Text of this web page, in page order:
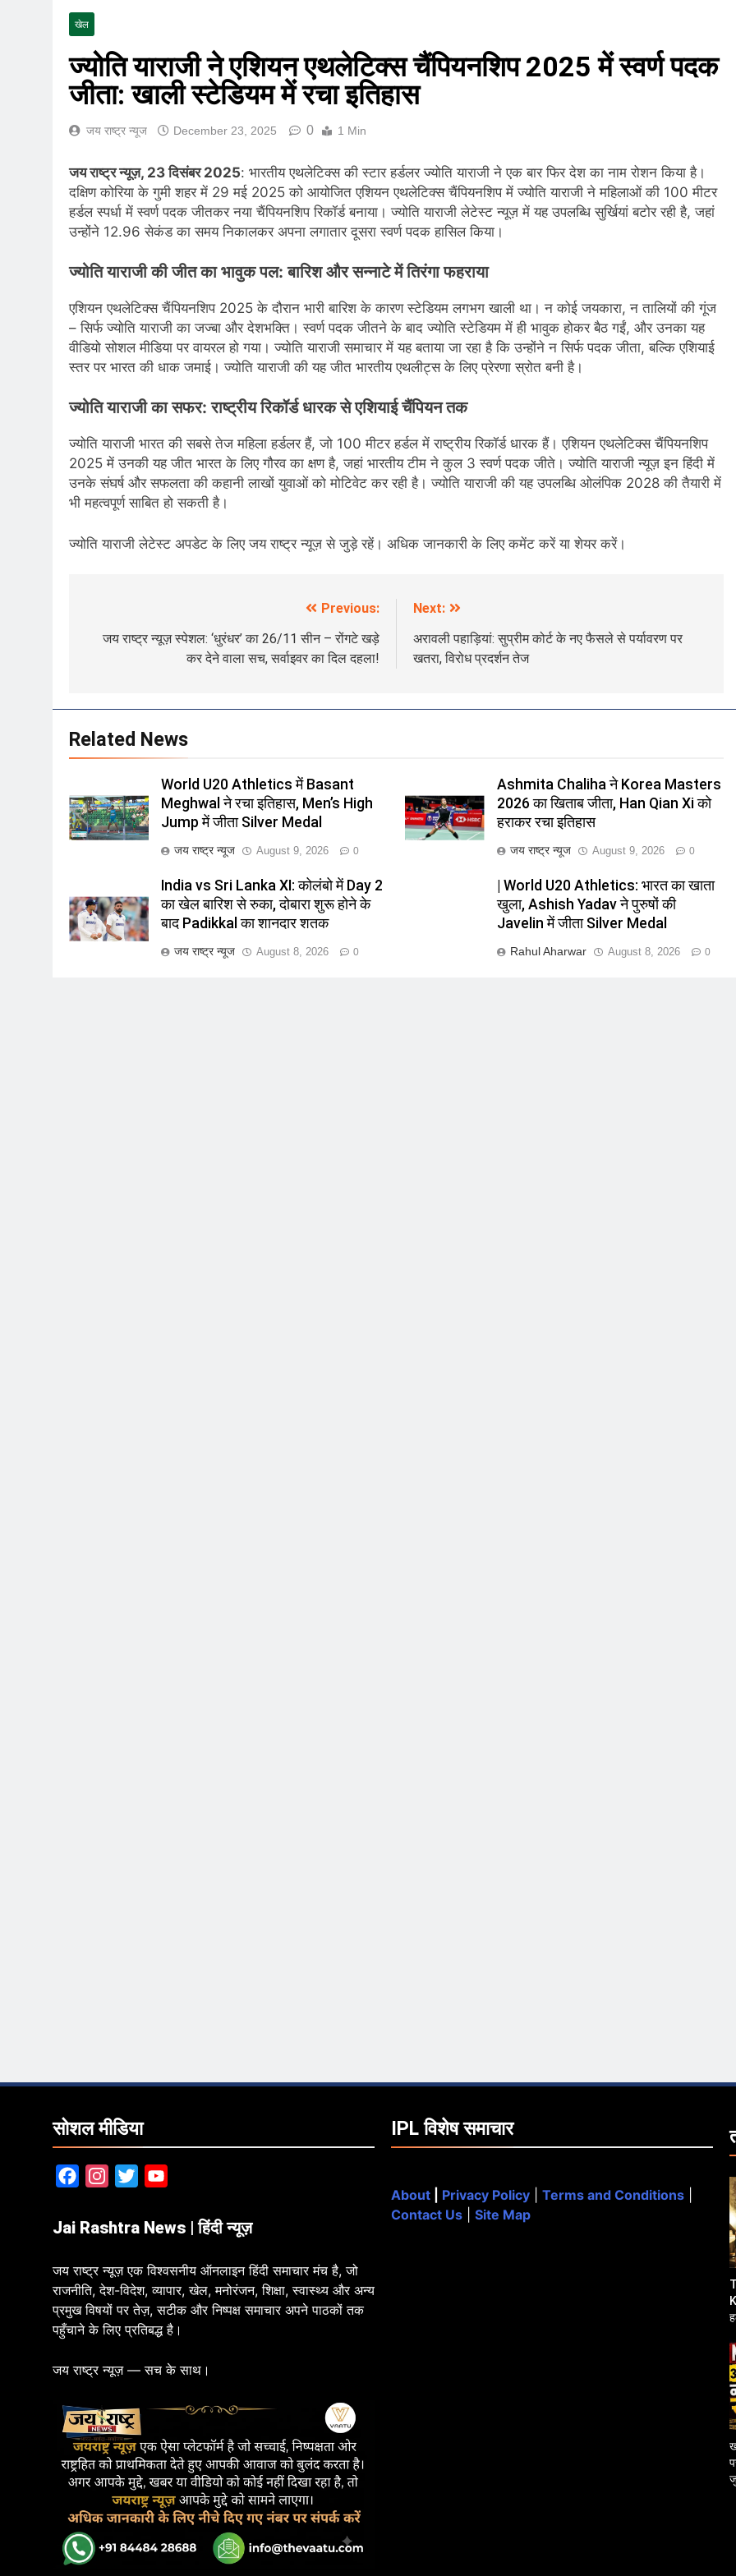
राष्ट्रीय | Heavy Rain Alert: दिल्ली-NCR समेत कई राज्यों में भारी बारिश का अलर्ट, Kerala और
August 8, 2026
बिजनेस | Gold Rate Today: 8 अगस्त को सोने के भाव में तेजी, 18K, 22K और 24K गोल्ड के रेट पर
राष्ट्रीय | रांची में छात्र आंदोलन के दौरान AISA अध्यक्ष नेहा बोरा पर फेंकी गई स्याही, आरोपी हिरासत में
| World U20 Athletics: भारत का खाता खुला, Ashish Yadav ने पुरुषों की Javelin में जीता
August 8, 2026
खेल | Commonwealth Games 2026: भारत ने 39 पदकों के साथ अभियान चौथे स्थान पर समाप्त
स्वतंत्रता दिवस से पहले देशभर में ‘हर घर तिरंगा’ अभियान और सांस्कृतिक कार्यक्रमों की तैयारियाँ तेज़
IMD ने कई राज्यों में भारी बारिश और बाढ़ की चेतावनी जारी की, उत्तर भारत और पूर्वोत्तर में हाई अलर्ट
August 7, 2026
खेल
ज्योति याराजी ने एशियन एथलेटिक्स चैंपियनशिप 2025 में स्वर्ण पदक
जीता: खाली स्टेडियम में रचा इतिहास
जय राष्ट्र न्यूज December 23, 2025 0 1 Min
जय राष्ट्र न्यूज़, 23 दिसंबर 2025: भारतीय एथलेटिक्स की स्टार हर्डलर ज्योति याराजी ने एक बार फिर देश का नाम रोशन किया है।
दक्षिण कोरिया के गुमी शहर में 29 मई 2025 को आयोजित एशियन एथलेटिक्स चैंपियनशिप में ज्योति याराजी ने महिलाओं की 100 मीटर
हर्डल स्पर्धा में स्वर्ण पदक जीतकर नया चैंपियनशिप रिकॉर्ड बनाया। ज्योति याराजी लेटेस्ट न्यूज़ में यह उपलब्धि सुर्खियां बटोर रही है, जहां
उन्होंने 12.96 सेकंड का समय निकालकर अपना लगातार दूसरा स्वर्ण पदक हासिल किया।
ज्योति याराजी की जीत का भावुक पल: बारिश और सन्नाटे में तिरंगा फहराया
एशियन एथलेटिक्स चैंपियनशिप 2025 के दौरान भारी बारिश के कारण स्टेडियम लगभग खाली था। न कोई जयकारा, न तालियों की गूंज
– सिर्फ ज्योति याराजी का जज्बा और देशभक्ति। स्वर्ण पदक जीतने के बाद ज्योति स्टेडियम में ही भावुक होकर बैठ गईं, और उनका यह
वीडियो सोशल मीडिया पर वायरल हो गया। ज्योति याराजी समाचार में यह बताया जा रहा है कि उन्होंने न सिर्फ पदक जीता, बल्कि एशियाई
स्तर पर भारत की धाक जमाई। ज्योति याराजी की यह जीत भारतीय एथलीट्स के लिए प्रेरणा स्रोत बनी है।
ज्योति याराजी का सफर: राष्ट्रीय रिकॉर्ड धारक से एशियाई चैंपियन तक
ज्योति याराजी भारत की सबसे तेज महिला हर्डलर हैं, जो 100 मीटर हर्डल में राष्ट्रीय रिकॉर्ड धारक हैं। एशियन एथलेटिक्स चैंपियनशिप
2025 में उनकी यह जीत भारत के लिए गौरव का क्षण है, जहां भारतीय टीम ने कुल 3 स्वर्ण पदक जीते। ज्योति याराजी न्यूज़ इन हिंदी में
उनके संघर्ष और सफलता की कहानी लाखों युवाओं को मोटिवेट कर रही है। ज्योति याराजी की यह उपलब्धि ओलंपिक 2028 की तैयारी में
भी महत्वपूर्ण साबित हो सकती है।
ज्योति याराजी लेटेस्ट अपडेट के लिए जय राष्ट्र न्यूज़ से जुड़े रहें। अधिक जानकारी के लिए कमेंट करें या शेयर करें।
navigation
Previous:
जय राष्ट्र न्यूज़ स्पेशल: ‘धुरंधर’ का 26/11 सीन – रोंगटे खड़े
कर देने वाला सच, सर्वाइवर का दिल दहला!
Next:
अरावली पहाड़ियां: सुप्रीम कोर्ट के नए फैसले से पर्यावरण पर
खतरा, विरोध प्रदर्शन तेज
Related News
World U20 Athletics में Basant
Meghwal ने रचा इतिहास, Men’s High
Jump में जीता Silver Medal
जय राष्ट्र न्यूज August 9, 2026 0
Ashmita Chaliha ने Korea Masters
2026 का खिताब जीता, Han Qian Xi को
हराकर रचा इतिहास
जय राष्ट्र न्यूज August 9, 2026 0
India vs Sri Lanka XI: कोलंबो में Day 2
का खेल बारिश से रुका, दोबारा शुरू होने के
बाद Padikkal का शानदार शतक
जय राष्ट्र न्यूज August 8, 2026 0
| World U20 Athletics: भारत का खाता
खुला, Ashish Yadav ने पुरुषों की
Javelin में जीता Silver Medal
Rahul Aharwar August 8, 2026 0
सोशल मीडिया
FacebookInstagram
Twitter
Jai Rashtra News | हिंदी न्यूज़
जय राष्ट्र न्यूज़ एक विश्वसनीय ऑनलाइन हिंदी समाचार मंच है, जो
राजनीति, देश-विदेश, व्यापार, खेल, मनोरंजन, शिक्षा, स्वास्थ्य और अन्य
प्रमुख विषयों पर तेज़, सटीक और निष्पक्ष समाचार अपने पाठकों तक
पहुँचाने के लिए प्रतिबद्ध है।
जय राष्ट्र न्यूज़ — सच के साथ।
IPL विशेष समाचार
About Privacy Policy Terms and Conditions
Contact Us
Site Map